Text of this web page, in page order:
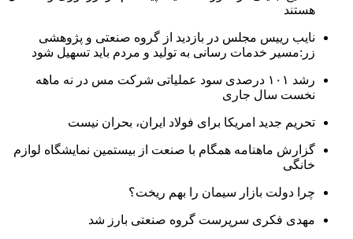
هستند
نایب رییس مجلس در بازدید از گروه صنعتی و پژوهشی
زر:مسیر خدمات رسانی به تولید و مردم باید تسهیل شود
رشد ۱۰۱ درصدی سود عملیاتی شرکت مس در نه ماهه
نخست سال جاری
تحریم جدید امریکا برای فولاد ایران، بحران نیست
گزارش ماهنامه همگام با صنعت از بیستمین نمایشگاه لوازم
خانگی
چرا دولت بازار سیمان را بهم ریخت؟
مهدی فکری سرپرست گروه صنعتی بارز شد